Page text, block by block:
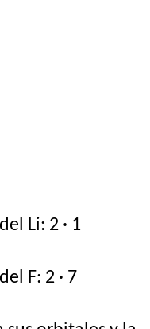
Li: 2 · 1
F: 2 · 7